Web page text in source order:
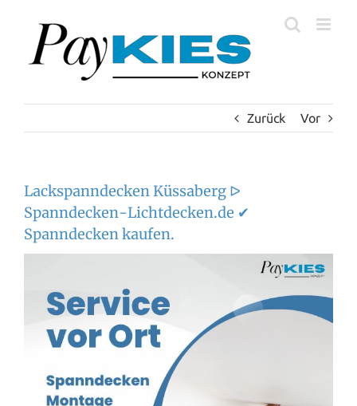
springen
Zurück Vor
Lackspanndecken Küssaberg ᐅ
Spanndecken-Lichtdecken.de ✔
Spanndecken kaufen.